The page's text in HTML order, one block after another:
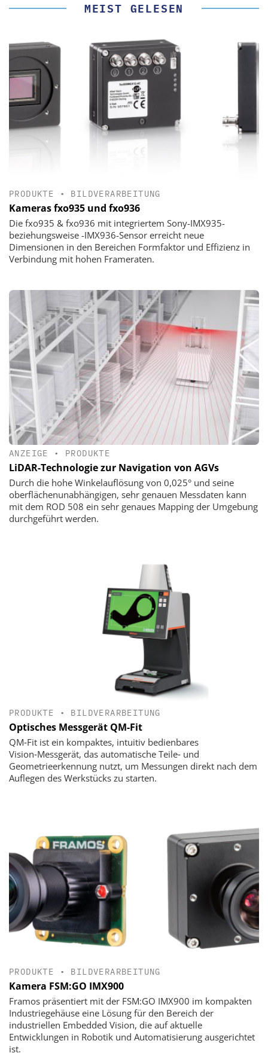
MEIST GELESEN
PRODUKTE • BILDVERARBEITUNG
Kameras fxo935 und fxo936
Die fxo935 & fxo936 mit integriertem Sony-IMX935-
beziehungsweise -IMX936-Sensor erreicht neue
Dimensionen in den Bereichen Formfaktor und Effizienz in
Verbindung mit hohen Frameraten.
ANZEIGE • PRODUKTE
LiDAR-Technologie zur Navigation von AGVs
Durch die hohe Winkelauflösung von 0,025° und seine
oberflächenunabhängigen, sehr genauen Messdaten kann
mit dem ROD 508 ein sehr genaues Mapping der Umgebung
durchgeführt werden.
PRODUKTE • BILDVERARBEITUNG
Optisches Messgerät QM-Fit
QM‑Fit ist ein kompaktes, intuitiv bedienbares
Vision‑Messgerät, das automatische Teile‑ und
Geometrieerkennung nutzt, um Messungen direkt nach dem
Auflegen des Werkstücks zu starten.
PRODUKTE • BILDVERARBEITUNG
Kamera FSM:GO IMX900
Framos präsentiert mit der FSM:GO IMX900 im kompakten
Industriegehäuse eine Lösung für den Bereich der
industriellen Embedded Vision, die auf aktuelle
Entwicklungen in Robotik und Automatisierung ausgerichtet
ist.